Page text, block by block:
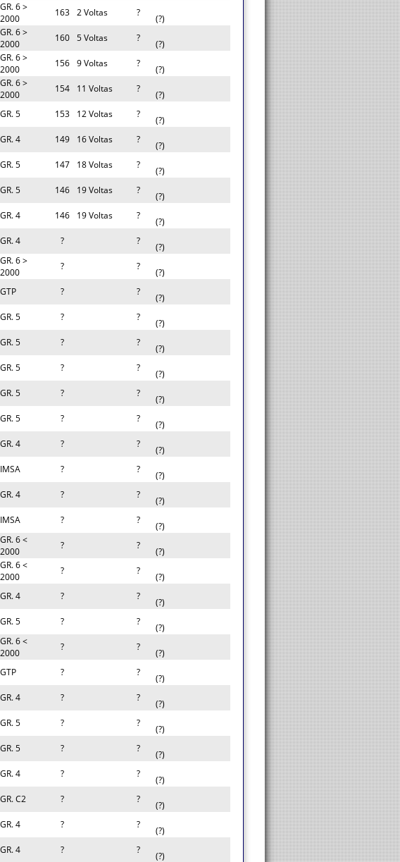
GR. 6 >
2000
163 2 Voltas ?
(?)
GR. 6 >
2000
160 5 Voltas ?
(?)
GR. 6 >
2000
156 9 Voltas ?
(?)
GR. 6 >
2000
154 11 Voltas ?
(?)
GR. 5 153 12 Voltas ?
(?)
GR. 4 149 16 Voltas ?
(?)
GR. 5 147 18 Voltas ?
(?)
GR. 5 146 19 Voltas ?
(?)
GR. 4 146 19 Voltas ?
(?)
GR. 4 ? ?
(?)
GR. 6 >
2000
? ?
(?)
GTP ? ?
(?)
GR. 5 ? ?
(?)
GR. 5 ? ?
(?)
GR. 5 ? ?
(?)
GR. 5 ? ?
(?)
GR. 5 ? ?
(?)
GR. 4 ? ?
(?)
IMSA ? ?
(?)
GR. 4 ? ?
(?)
IMSA ? ?
(?)
GR. 6 <
2000
? ?
(?)
GR. 6 <
2000
? ?
(?)
GR. 4 ? ?
(?)
GR. 5 ? ?
(?)
GR. 6 <
2000
? ?
(?)
GTP ? ?
(?)
GR. 4 ? ?
(?)
GR. 5 ? ?
(?)
GR. 5 ? ?
(?)
GR. 4 ? ?
(?)
GR. C2 ? ?
(?)
GR. 4 ? ?
(?)
GR. 4 ? ?
(?)